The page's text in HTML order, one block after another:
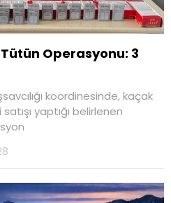
Operasyonu: 3
koordinesinde, kaçak
yaptığı belirlenen